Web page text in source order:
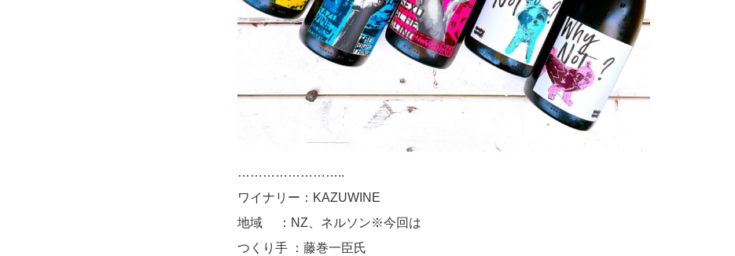
……………………..
ワイナリー：KAZUWINE
地域 ：NZ、ネルソン※今回は
つくり手 ：藤巻一臣氏